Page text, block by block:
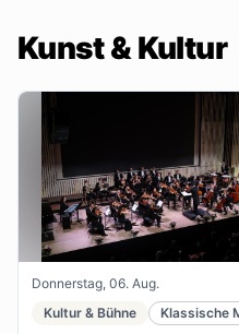
Kunst & Kultur
Donnerstag, 06. Aug.
Kultur & Bühne
Klassische